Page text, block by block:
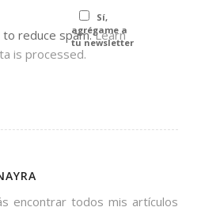
Sí,
agrégame a
tu newsletter
to reduce spam.Learn
is processed.
encontrar todos mis artículos